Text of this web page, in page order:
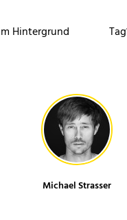
Hintergrund
Michael Strasser